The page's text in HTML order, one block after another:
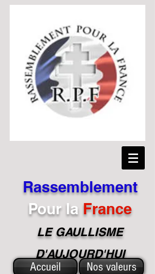
Rassemblement
Pour la France
LE GAULLISME
D'AUJOURD'HUI
Accueil
Nos valeurs